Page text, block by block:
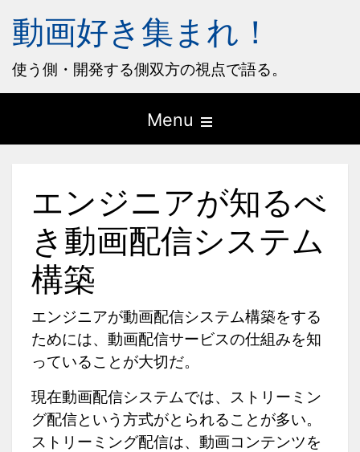
動画好き集まれ！
使う側・開発する側双方の視点で語る。
Menu
the
menu
エンジニアが知るべ
き動画配信システム
構築
エンジニアが動画配信システム構築をする
ためには、動画配信サービスの仕組みを知
っていることが大切だ。
現在動画配信システムでは、ストリーミン
グ配信という方式がとられることが多い。
ストリーミング配信は、動画コンテンツを